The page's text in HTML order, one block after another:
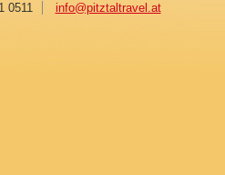
0511 info@pitztaltravel.at